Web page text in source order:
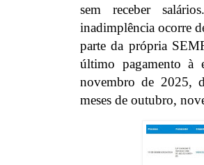
sem receber
inadimplência ocorre
parte da própria
último pagamento à
novembro de 2025,
meses de outubro,